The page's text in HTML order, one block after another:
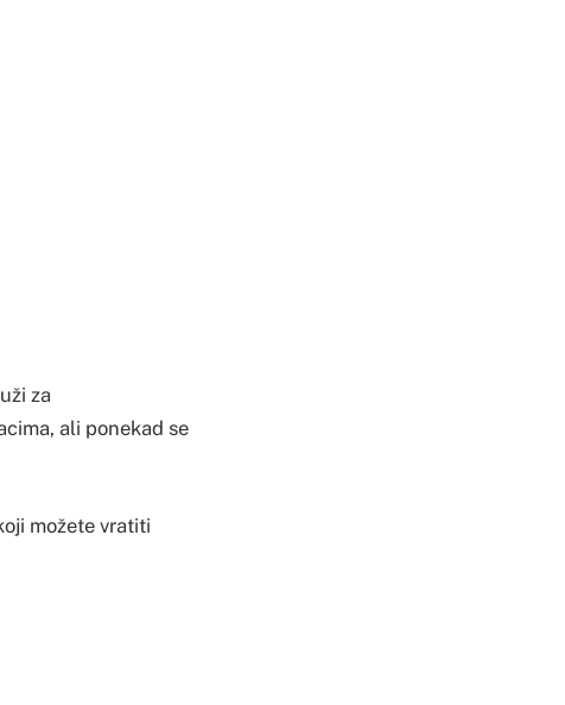
za
ali ponekad se
možete vratiti